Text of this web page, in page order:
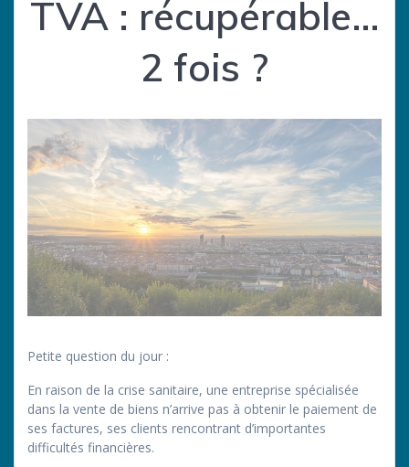
TVA : récupérable…
2 fois ?
Petite question du jour :
En raison de la crise sanitaire, une entreprise spécialisée
dans la vente de biens n’arrive pas à obtenir le paiement de
ses factures, ses clients rencontrant d’importantes
difficultés financières.